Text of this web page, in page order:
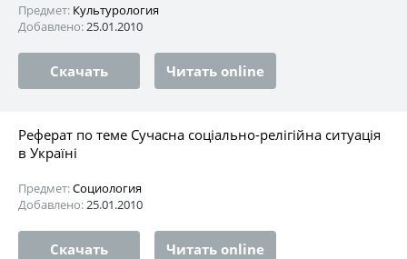
Предмет: Культурология
Добавлено:25.01.2010
Скачать Читать online
Реферат по теме Сучасна соціально-релігійна ситуація
в Україні
Предмет:Социология
Добавлено:25.01.2010
Скачать Читать online